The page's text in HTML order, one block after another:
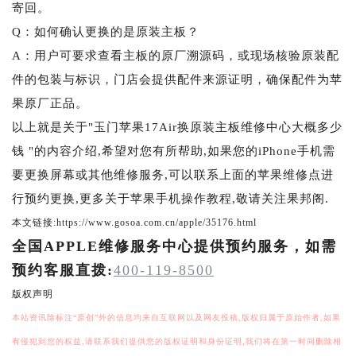
寄回。
Q：如何确认更换的是原装主板？
A：用户可要求查看主板的原厂溯源码，或现场核验原装配
件的包装与标识，门店会提供配件来源证明，确保配件为苹
果原厂正品。
以上就是关于"玉门苹果17Air换原装主板维修中心大概多少
钱 "的内容介绍,希望对您有所帮助,如果您的iPhone手机需
要更换屏幕或其他维修服务,可以联系上面的苹果维修点进
行预约更换,更多关于苹果手机操作教程,敬请关注果邦阁.
本文链接:https://www.gosoa.com.cn/apple/35176.html
全国APPLE维修服务中心提供预约服务，如需
预约客服直拨:400-119-8500
版权声明
本站资讯除标注“原创”外的信息均来自互联网以及网友投稿,版权归属于原始作者,如果
有侵犯到您的权益,请联系我们提供您的版权证明和身份证明,我们将在第一时间删除相